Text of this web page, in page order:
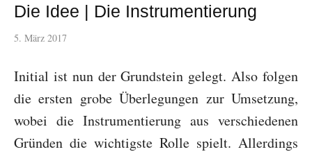
Die Idee | Die Instrumentierung
5. März 2017
Initial ist nun der Grundstein gelegt. Also folgen
die ersten grobe Überlegungen zur Umsetzung,
wobei die Instrumentierung aus verschiedenen
Gründen die wichtigste Rolle spielt. Allerdings